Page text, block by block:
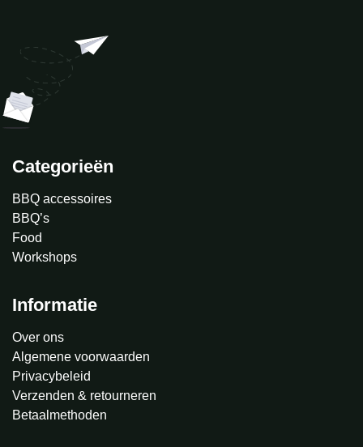
Categorieën
BBQ accessoires
BBQ’s
Food
Workshops
Informatie
Over ons
Algemene voorwaarden
Privacybeleid
Verzenden & retourneren
Betaalmethoden